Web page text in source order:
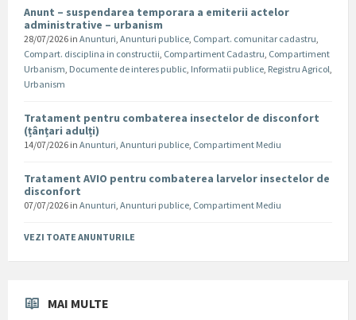
Anunt – suspendarea temporara a emiterii actelor
administrative – urbanism
28/07/2026 in Anunturi, Anunturi publice, Compart. comunitar cadastru,
Compart. disciplina in constructii, Compartiment Cadastru, Compartiment
Urbanism, Documente de interes public, Informatii publice, Registru Agricol,
Urbanism
Tratament pentru combaterea insectelor de disconfort
(țânțari adulți)
14/07/2026 in Anunturi, Anunturi publice, Compartiment Mediu
Tratament AVIO pentru combaterea larvelor insectelor de
disconfort
07/07/2026 in Anunturi, Anunturi publice, Compartiment Mediu
VEZI TOATE ANUNTURILE
MAI MULTE